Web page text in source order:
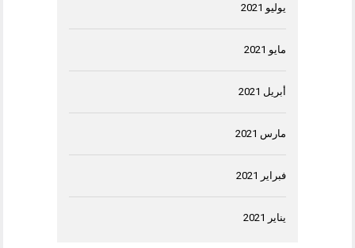
يوليو 2021
مايو 2021
أبريل 2021
مارس 2021
فبراير 2021
يناير 2021